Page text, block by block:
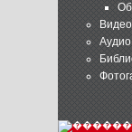
Видео
Аудио